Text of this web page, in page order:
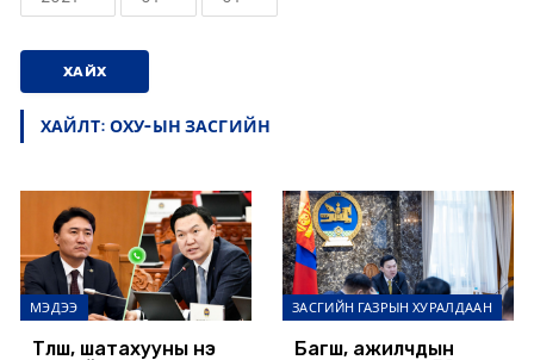
ХАЙХ
ХАЙЛТ: ОХУ-ЫН ЗАСГИЙН
МЭДЭЭ
Түлш, шатахууны үнэ
ЗАСГИЙН ГАЗРЫН ХУРАЛДААН
Багш, ажилчдын